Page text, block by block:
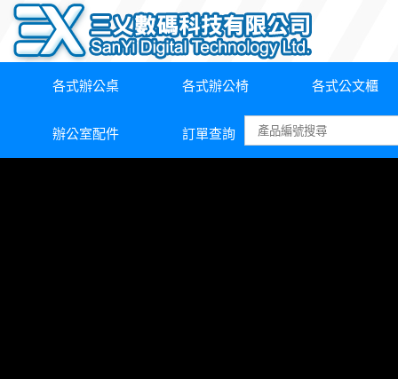
各式辦公桌 各式辦公椅 各式公文櫃
辦公室配件 訂單查詢